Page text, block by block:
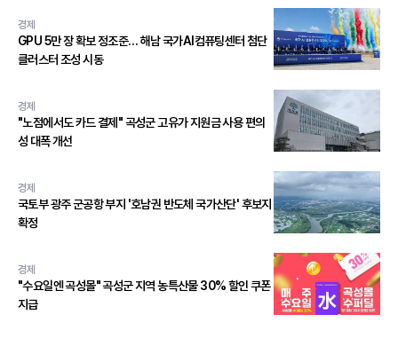
경제
GPU 5만 장 확보 정조준… 해남 국가AI컴퓨팅센터 첨단
클러스터 조성 시동
경제
"노점에서도 카드 결제" 곡성군 고유가 지원금 사용 편의
성 대폭 개선
경제
국토부 광주 군공항 부지 '호남권 반도체 국가산단' 후보지
확정
경제
"수요일엔 곡성몰" 곡성군 지역 농특산물 30% 할인 쿠폰
지급